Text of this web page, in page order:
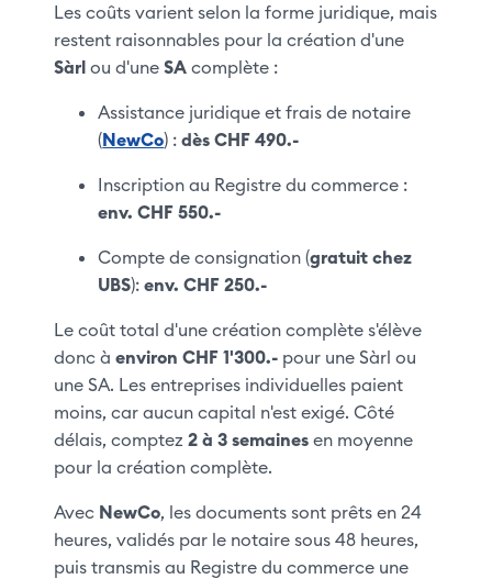
Les coûts varient selon la forme juridique, mais
restent raisonnables pour la création d'une
Sàrl ou d'uneSA complète :
Assistance juridique et frais de notaire
(NewCo) :dès CHF 490.-
Inscription au Registre du commerce :
env. CHF 550.-
Compte de consignation (gratuit chez
UBS):env. CHF 250.-
Le coût total d'une création complète s'élève
donc àenviron CHF 1'300.- pour une Sàrl ou
une SA. Les entreprises individuelles paient
moins, car aucun capital n'est exigé. Côté
délais, comptez2 à 3 semaines en moyenne
pour la création complète.
Avec NewCo, les documents sont prêts en 24
heures, validés par le notaire sous 48 heures,
puis transmis au Registre du commerce une